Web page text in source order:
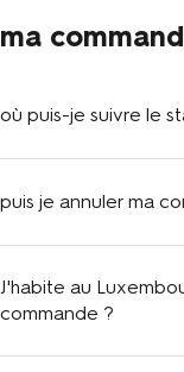
ma
où puis-je suivre le
puis je annuler ma
J'habite au
commande ?